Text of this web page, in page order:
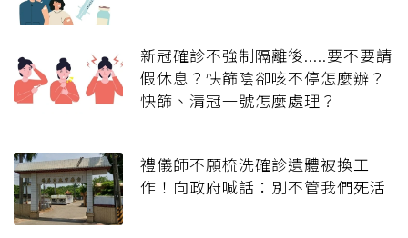
新冠確診不強制隔離後.....要不要請
假休息？快篩陰卻咳不停怎麼辦？
快篩、清冠一號怎麼處理？
禮儀師不願梳洗確診遺體被換工
作！向政府喊話：別不管我們死活